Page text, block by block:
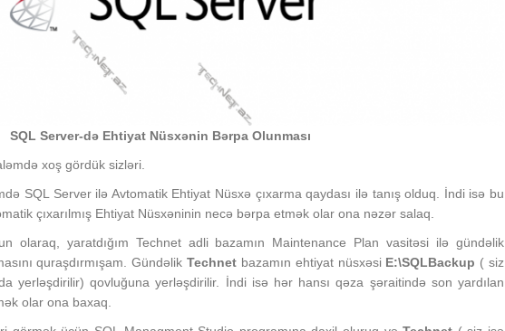
SQL Server-də Ehtiyat Nüsxənin Bərpa Olunması
xoş gördük sizləri.
SQL Server ilə Avtomatik Ehtiyat Nüsxə çıxarma qaydası ilə tanış olduq. İndi isə bu
çıxarılmış Ehtiyat Nüsxəninin necə bərpa etmək olar ona nəzər salaq.
olaraq, yaratdığım Technet adli bazamın Maintenance Plan vasitəsi ilə gündəlik
quraşdırmışam. Gündəlik Technet bazamın ehtiyat nüsxəsi E:\SQLBackup ( siz
yerləşdirilir) qovluğuna yerləşdirilir. İndi isə hər hansı qəza şəraitində son yardılan
olar ona baxaq.